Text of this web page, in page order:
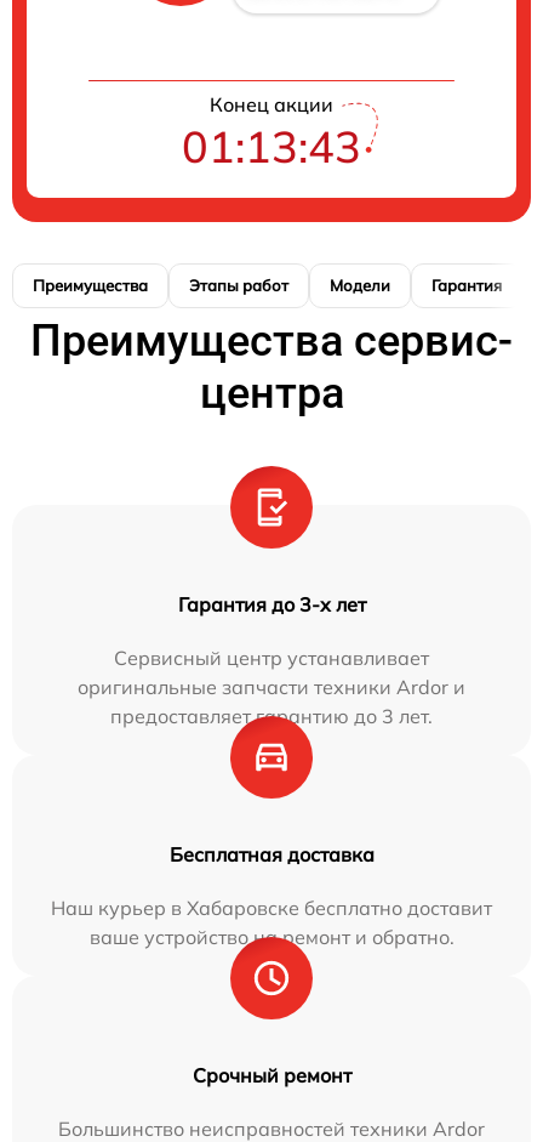
Конец акции
01:13:42
Преимущества Этапы работ Модели Гарантия
Преимущества сервис-
центра
Гарантия до 3-х лет
Сервисный центр устанавливает
оригинальные запчасти техники Ardor и
предоставляет гарантию до 3 лет.
Бесплатная доставка
Наш курьер в Хабаровске бесплатно доставит
ваше устройство на ремонт и обратно.
Срочный ремонт
Большинство неисправностей техники Ardor